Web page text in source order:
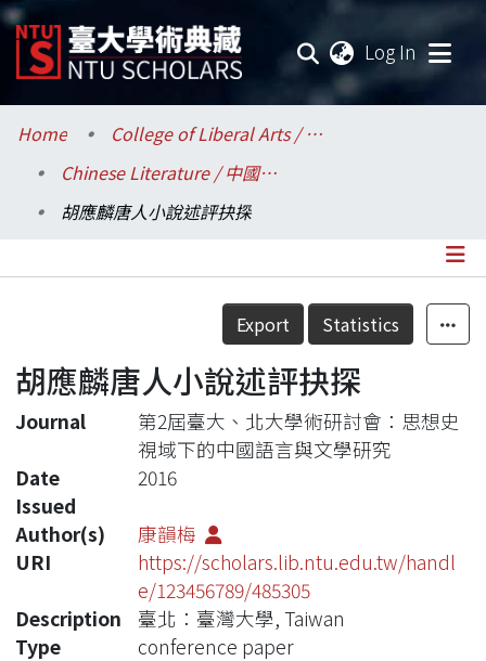
Log In
Communities & Collections
Research Outputs
Statistics
Home
College of Liberal Arts / 文學院
Chinese Literature / 中國文學系
胡應麟唐人小說述評抉探
Details
Export Statistics
胡應麟唐人小說述評抉探
Journal
第2屆臺大、北大學術研討會：思想史
視域下的中國語言與文學研究
Date
Issued
2016
Author(s)
康韻梅
URI
https://scholars.lib.ntu.edu.tw/handl
e/123456789/485305
Description
臺北：臺灣大學, Taiwan
Type
conference paper